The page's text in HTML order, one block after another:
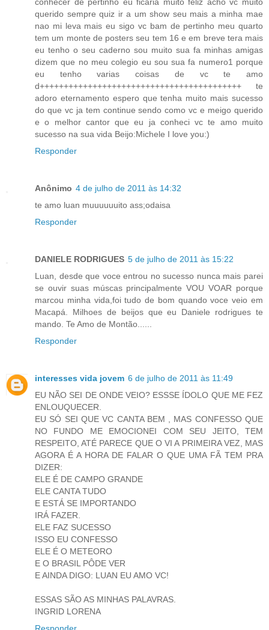
querido sempre quiz ir a um show seu mais a minha mae
nao mi leva mais eu sigo vc bam de pertinho meu quarto
tem um monte de posters seu tem 16 e em breve tera mais
eu tenho o seu caderno sou muito sua fa minhas amigas
dizem que no meu colegio eu sou sua fa numero1 porque
eu tenho varias coisas de vc te amo
d++++++++++++++++++++++++++++++++++++++++++ te
adoro eternamento espero que tenha muito mais sucesso
do que vc ja tem continue sendo como vc e meigo querido
e o melhor cantor que eu ja conheci vc te amo muito
sucesso na sua vida Beijo:Michele I love you:)
Responder
Anônimo 4 de julho de 2011 às 14:32
te amo luan muuuuuuito ass;odaisa
Responder
DANIELE RODRIGUES 5 de julho de 2011 às 15:22
Luan, desde que voce entrou no sucesso nunca mais parei
se ouvir suas múscas principalmente VOU VOAR porque
marcou minha vida,foi tudo de bom quando voce veio em
Macapá. Milhoes de beijos que eu Daniele rodrigues te
mando. Te Amo de Montão......
Responder
interesses vida jovem 6 de julho de 2011 às 11:49
EU NÃO SEI DE ONDE VEIO? ESSSE ÍDOLO QUE ME FEZ
ENLOUQUECER.
EU SÓ SEI QUE VC CANTA BEM , MAS CONFESSO QUE
NO FUNDO ME EMOCIONEI COM SEU JEITO, TEM
RESPEITO, ATÉ PARECE QUE O VI A PRIMEIRA VEZ, MAS
AGORA É A HORA DE FALAR O QUE UMA FÃ TEM PRA
DIZER:
ELE É DE CAMPO GRANDE
ELE CANTA TUDO
E ESTÁ SE IMPORTANDO
IRÁ FAZER.
ELE FAZ SUCESSO
ISSO EU CONFESSO
ELE É O METEORO
E O BRASIL PÔDE VER
E AINDA DIGO: LUAN EU AMO VC!
ESSAS SÃO AS MINHAS PALAVRAS.
INGRID LORENA